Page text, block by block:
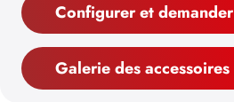
Configurer et demander
Galerie des accessoires